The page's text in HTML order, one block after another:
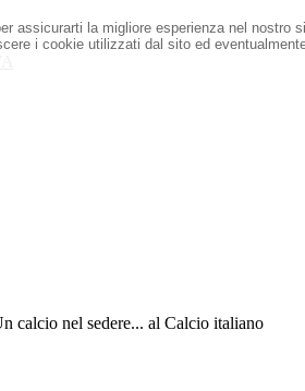
assicurarti la migliore esperienza nel nostro
i cookie utilizzati dal sito ed
calcio nel sedere... al Calcio italiano